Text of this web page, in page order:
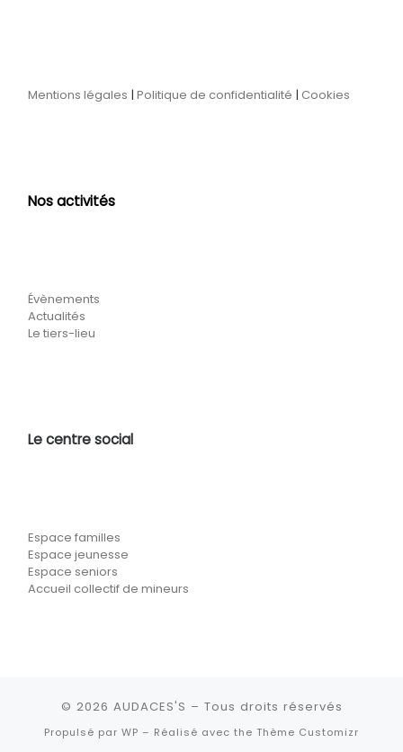
Mentions légales |Politique de confidentialité |Cookies
Nos activités
Évènements
Actualités
Le tiers-lieu
Le centre social
Espace familles
Espace jeunesse
Espace seniors
Accueil collectif de mineurs
© 2026 AUDACES'S – Tous droits réservés
Propulsé par WP – Réalisé avec the Thème Customizr